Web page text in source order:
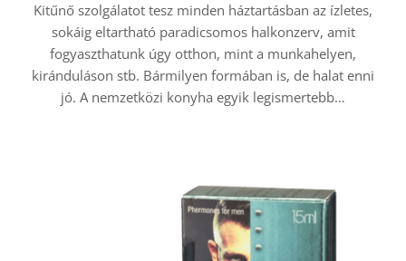
Kitűnő szolgálatot tesz minden háztartásban az ízletes,
sokáig eltartható paradicsomos halkonzerv, amit
fogyaszthatunk úgy otthon, mint a munkahelyen,
kiránduláson stb. Bármilyen formában is, de halat enni
jó. A nemzetközi konyha egyik legismertebb…